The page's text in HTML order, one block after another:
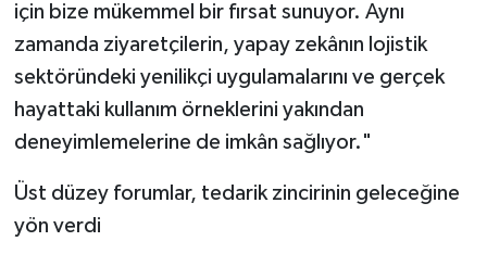
için bize mükemmel bir fırsat sunuyor. Aynı
zamanda ziyaretçilerin, yapay zekânın lojistik
sektöründeki yenilikçi uygulamalarını ve gerçek
hayattaki kullanım örneklerini yakından
deneyimlemelerine de imkân sağlıyor."
Üst düzey forumlar, tedarik zincirinin geleceğine
yön verdi